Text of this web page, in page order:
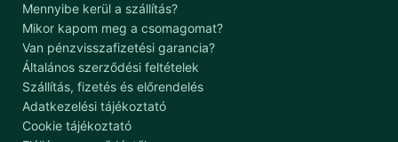
Mennyibe kerül a szállítás?
Mikor kapom meg a csomagomat?
Van pénzvisszafizetési garancia?
Általános szerződési feltételek
Szállítás, fizetés és előrendelés
Adatkezelési tájékoztató
Cookie tájékoztató